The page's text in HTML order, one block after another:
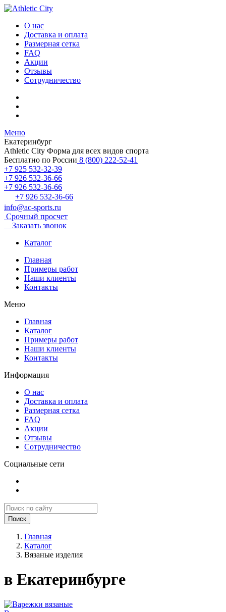
О нас
Доставка и оплата
Размерная сетка
FAQ
Акции
Отзывы
Сотрудничество
Меню
Екатеринбург
Athletic City Форма для всех видов спорта
Бесплатно по России 8 (800) 222-52-41
+7 925 532-32-39
+7 926 532-36-66
+7 926 532-36-66
+7 926 532-36-66
info@ac-sports.ru
Срочный просчет
Заказать звонок
Каталог
Главная
Примеры работ
Наши клиенты
Контакты
Меню
Главная
Каталог
Примеры работ
Наши клиенты
Контакты
Информация
О нас
Доставка и оплата
Размерная сетка
FAQ
Акции
Отзывы
Сотрудничество
Социальные сети
Поиск
Главная
Каталог
Вязаные изделия
в Екатеринбурге